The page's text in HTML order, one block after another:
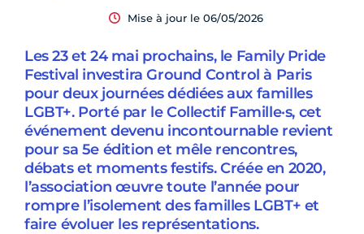
Mise à jour le 06/05/2026
Les 23 et 24 mai prochains, le Family Pride
Festival investira Ground Control à Paris
pour deux journées dédiées aux familles
LGBT+. Porté par le Collectif Famille·s, cet
événement devenu incontournable revient
pour sa 5e édition et mêle rencontres,
débats et moments festifs. Créée en 2020,
l’association œuvre toute l’année pour
rompre l’isolement des familles LGBT+ et
faire évoluer les représentations.